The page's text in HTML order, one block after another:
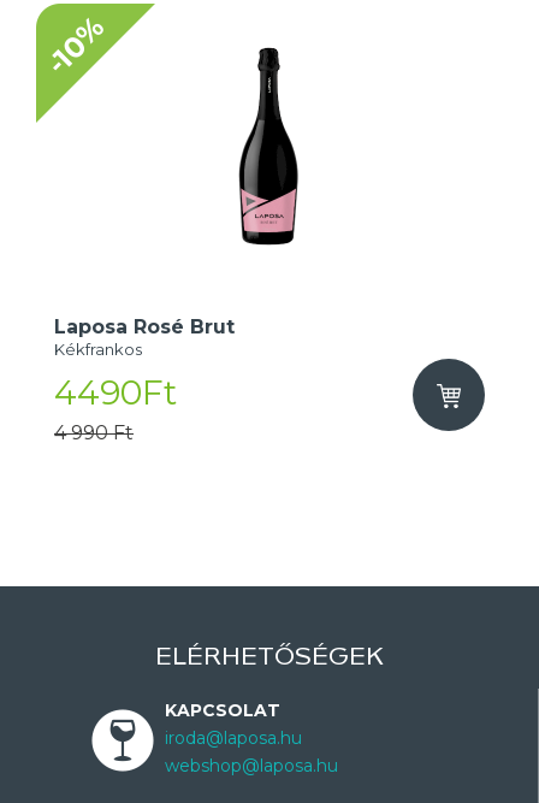
-10%
Laposa Rosé Brut
Kékfrankos
4490Ft
4 990 Ft
ELÉRHETŐSÉGEK
KAPCSOLAT
iroda@laposa.hu
webshop@laposa.hu